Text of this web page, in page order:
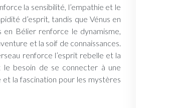
la sensibilité, l’empathie et le
d’esprit, tandis que Vénus en
en Bélier renforce le dynamisme,
et la soif de connaissances.
renforce l’esprit rebelle et la
le besoin de se connecter à une
la fascination pour les mystères